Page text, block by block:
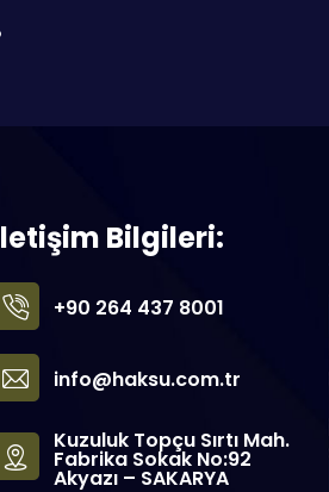
Bilgileri:
+90 264 437 8001
info@haksu.com.tr
Kuzuluk Topçu Sırtı Mah.
Fabrika Sokak No:92
Akyazı – SAKARYA